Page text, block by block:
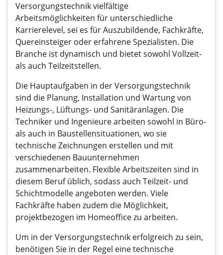
Versorgungstechnik vielfältige
Arbeitsmöglichkeiten für unterschiedliche
Karrierelevel, sei es für Auszubildende, Fachkräfte,
Quereinsteiger oder erfahrene Spezialisten. Die
Branche ist dynamisch und bietet sowohl Vollzeit-
als auch Teilzeitstellen.
Die Hauptaufgaben in der Versorgungstechnik
sind die Planung, Installation und Wartung von
Heizungs-, Lüftungs- und Sanitäranlagen. Die
Techniker und Ingenieure arbeiten sowohl in Büro-
als auch in Baustellensituationen, wo sie
technische Zeichnungen erstellen und mit
verschiedenen Bauunternehmen
zusammenarbeiten. Flexible Arbeitszeiten sind in
diesem Beruf üblich, sodass auch Teilzeit- und
Schichtmodelle angeboten werden. Viele
Fachkräfte haben zudem die Möglichkeit,
projektbezogen im Homeoffice zu arbeiten.
Um in der Versorgungstechnik erfolgreich zu sein,
benötigen Sie in der Regel eine technische